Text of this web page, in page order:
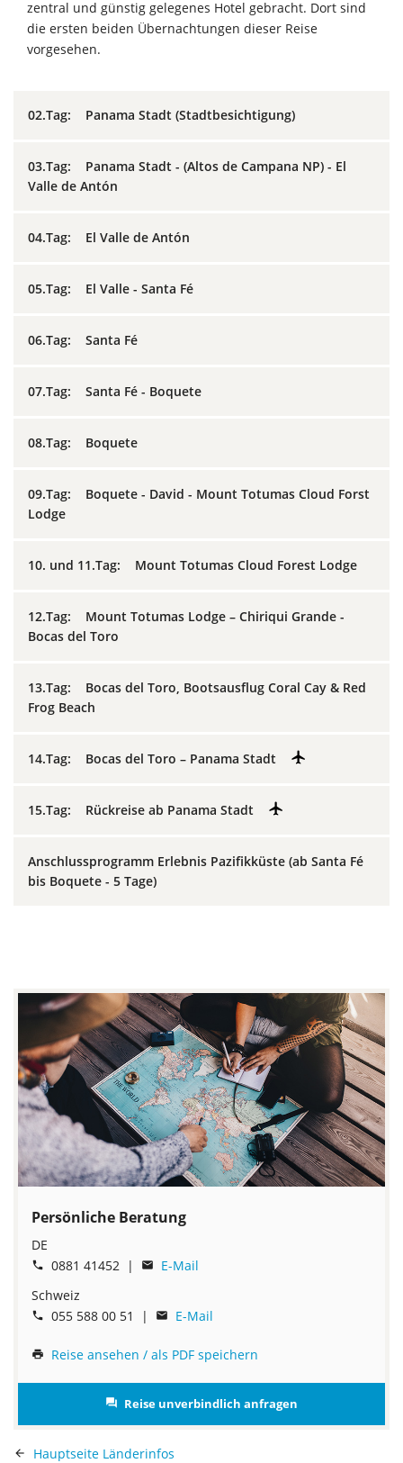
zentral und günstig gelegenes Hotel gebracht. Dort sind
die ersten beiden Übernachtungen dieser Reise
vorgesehen.
02.Tag: Panama Stadt (Stadtbesichtigung)
03.Tag: Panama Stadt - (Altos de Campana NP) - El
Valle de Antón
04.Tag: El Valle de Antón
05.Tag: El Valle - Santa Fé
06.Tag: Santa Fé
07.Tag: Santa Fé - Boquete
08.Tag: Boquete
09.Tag: Boquete - David - Mount Totumas Cloud Forst
Lodge
10. und 11.Tag: Mount Totumas Cloud Forest Lodge
12.Tag: Mount Totumas Lodge – Chiriqui Grande -
Bocas del Toro
13.Tag: Bocas del Toro, Bootsausflug Coral Cay & Red
Frog Beach
14.Tag: Bocas del Toro – Panama Stadt
15.Tag: Rückreise ab Panama Stadt
Anschlussprogramm Erlebnis Pazifikküste (ab Santa Fé
bis Boquete - 5 Tage)
Persönliche Beratung
DE
 0881 41452 | 
E-Mail
Schweiz
 055 588 00 51 |  E-Mail
 Reise ansehen / als PDF speichern
 Reise unverbindlich anfragen
 Hauptseite Länderinfos